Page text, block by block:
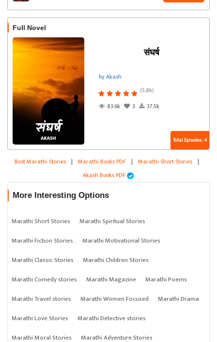
Full Novel
संघर्ष
by Akash
(5.8k)
83.6k
3 37.5k
Total Episodes : 4
Best Marathi Stories | Marathi Books PDF | Marathi Short Stories |
Akash Books PDF
More Interesting Options
Marathi Short Stories
Marathi Spiritual Stories
Marathi Fiction Stories
Marathi Motivational Stories
Marathi Classic Stories
Marathi Children Stories
Marathi Comedy stories
Marathi Magazine
Marathi Poems
Marathi Travel stories
Marathi Women Focused
Marathi Drama
Marathi Love Stories
Marathi Detective stories
Marathi Moral Stories
Marathi Adventure Stories